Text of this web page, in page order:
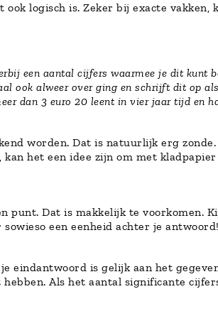
logisch is. Zeker bij exacte
een aantal cijfers waarmee je dit kunt
ook alweer over ging en schrijft dit op
dan 3 euro 20 leent in vier jaar tijd en
worden. Dat is natuurlijk erg
het een idee zijn om met
punt. Dat is makkelijk te voorkomen.
een eenheid achter je antwoord!
eindantwoord is gelijk aan het
Als het aantal significante